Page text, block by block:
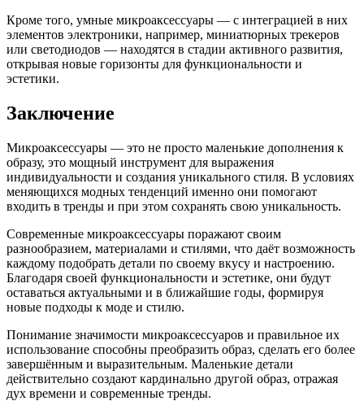
Кроме того, умные микроаксессуары — с интеграцией в них
элементов электроники, например, миниатюрных трекеров
или светодиодов — находятся в стадии активного развития,
открывая новые горизонты для функциональности и
эстетики.
Заключение
Микроаксессуары — это не просто маленькие дополнения к
образу, это мощный инструмент для выражения
индивидуальности и создания уникального стиля. В условиях
меняющихся модных тенденций именно они помогают
входить в тренды и при этом сохранять свою уникальность.
Современные микроаксессуары поражают своим
разнообразием, материалами и стилями, что даёт возможность
каждому подобрать детали по своему вкусу и настроению.
Благодаря своей функциональности и эстетике, они будут
оставаться актуальными и в ближайшие годы, формируя
новые подходы к моде и стилю.
Понимание значимости микроаксессуаров и правильное их
использование способны преобразить образ, сделать его более
завершённым и выразительным. Маленькие детали
действительно создают кардинально другой образ, отражая
дух времени и современные тренды.